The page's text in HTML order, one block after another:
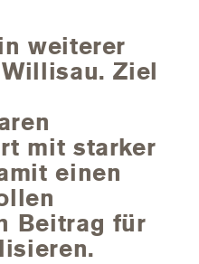
weiterer
Ziel
mit starker
einen
Beitrag für